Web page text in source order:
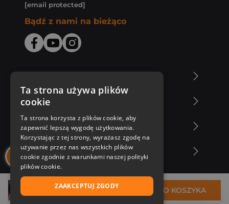
53,94 zł DO KOSZYKA
[email protected]
Bądź z nami na bieżąco
Zakupy u nas
Nasza oferta
Nasi autorzy
Ta strona używa plików
cookie
Ta strona korzysta z plików cookie, aby
zapewnić lepszą wygodę użytkowania.
Korzystając z tej strony, wyrażasz zgodę na
używanie przez nas wszystkich plików
cookie zgodnie z warunkami naszej polityki
plików cookie.
ZAAKCEPTUJ ZGODY